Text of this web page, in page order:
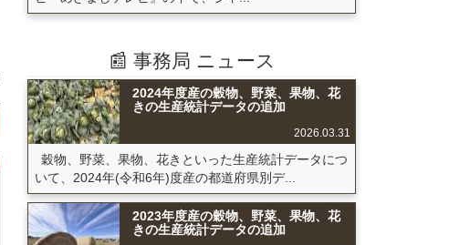
📰 事務局 ニュース
2024年度産の穀物、野菜、果物、花
きの生産統計データの追加
2026.03.31
穀物、野菜、果物、花きといった生産統計データにつ
いて、2024年(令和6年)度産の都道府県別デ...
2023年度産の穀物、野菜、果物、花
きの生産統計データの追加